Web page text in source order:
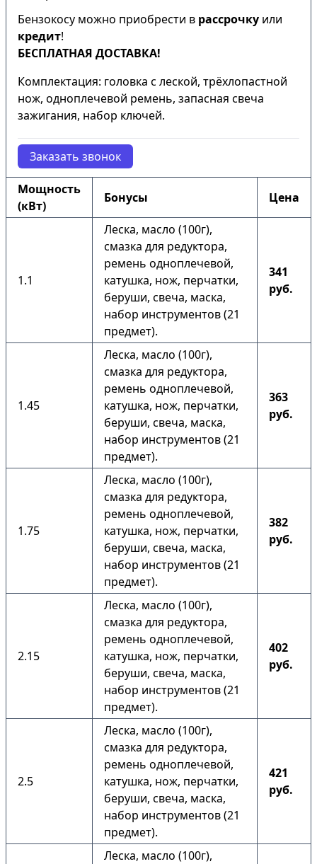
Бензокосу можно приобрести в рассрочку или
кредит!
БЕСПЛАТНАЯ ДОСТАВКА!
Комплектация: головка с леской, трёхлопастной
нож, одноплечевой ремень, запасная свеча
зажигания, набор ключей.
Заказать звонок
Мощность
(кВт)
Бонусы Цена
1.1
Леска, масло (100г),
смазка для редуктора,
ремень одноплечевой,
катушка, нож, перчатки,
беруши, свеча, маска,
набор инструментов (21
предмет).
341
руб.
1.45
Леска, масло (100г),
смазка для редуктора,
ремень одноплечевой,
катушка, нож, перчатки,
беруши, свеча, маска,
набор инструментов (21
предмет).
363
руб.
1.75
Леска, масло (100г),
смазка для редуктора,
ремень одноплечевой,
катушка, нож, перчатки,
беруши, свеча, маска,
набор инструментов (21
предмет).
382
руб.
2.15
Леска, масло (100г),
смазка для редуктора,
ремень одноплечевой,
катушка, нож, перчатки,
беруши, свеча, маска,
набор инструментов (21
предмет).
402
руб.
2.5
Леска, масло (100г),
смазка для редуктора,
ремень одноплечевой,
катушка, нож, перчатки,
беруши, свеча, маска,
набор инструментов (21
предмет).
421
руб.
Леска, масло (100г),